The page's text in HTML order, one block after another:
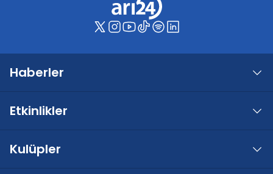
Haberler
Etkinlikler
Kulüpler